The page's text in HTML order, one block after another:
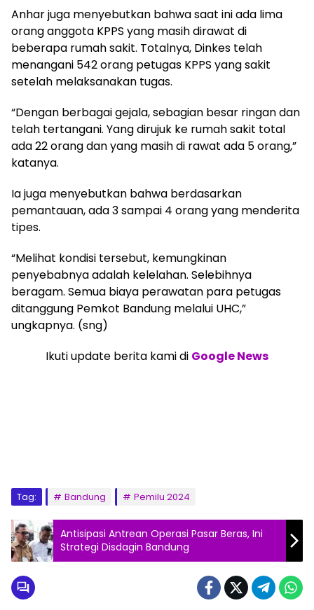
Anhar juga menyebutkan bahwa saat ini ada lima
orang anggota KPPS yang masih dirawat di
beberapa rumah sakit. Totalnya, Dinkes telah
menangani 542 orang petugas KPPS yang sakit
setelah melaksanakan tugas.
“Dengan berbagai gejala, sebagian besar ringan dan
telah tertangani. Yang dirujuk ke rumah sakit total
ada 22 orang dan yang masih di rawat ada 5 orang,”
katanya.
Ia juga menyebutkan bahwa berdasarkan
pemantauan, ada 3 sampai 4 orang yang menderita
tipes.
“Melihat kondisi tersebut, kemungkinan
penyebabnya adalah kelelahan. Selebihnya
beragam. Semua biaya perawatan para petugas
ditanggung Pemkot Bandung melalui UHC,”
ungkapnya. (sng)
Ikuti update berita kami di Google News
Tag: Bandung Pemilu 2024
Antisipasi Antrean Operasi Pasar Beras, Ini
Strategi Disdagin Bandung